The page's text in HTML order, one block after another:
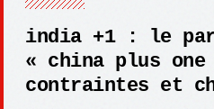
india +1 : le
« china plus one
contraintes et